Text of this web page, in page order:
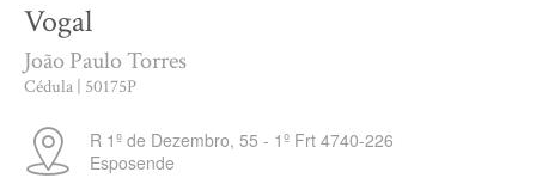
Vogal
João Paulo Torres
Cédula | 50175P
R 1º de Dezembro, 55 - 1º Frt 4740-226
Esposende